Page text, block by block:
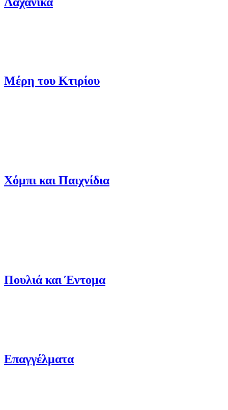
Μέρη του Κτιρίου
Χόμπι και Παιχνίδια
Πουλιά και Έντομα
Επαγγέλματα